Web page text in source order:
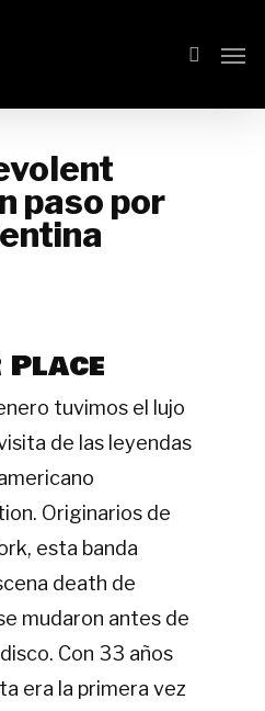
search
paso por
Place
tuvimos el lujo
de las leyendas
Originarios de
esta banda
death de
mudaron antes de
Con 33 años
era la primera vez